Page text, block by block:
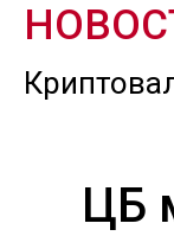
ЦБ